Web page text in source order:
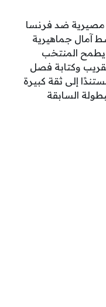
مصيرية ضد فرنسا
كأس العالم 2026 وسط آمال جماهيرية
يطمح المنتخب
وكتابة فصل
إلى ثقة كبيرة
السابقة